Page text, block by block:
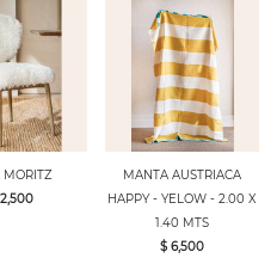
MORITZ
MANTA AUSTRIACA
HAPPY - YELOW - 2.00 X
1.40 MTS
$ 6,500